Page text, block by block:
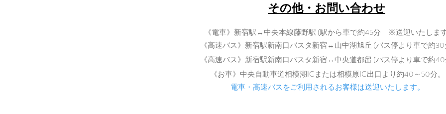
​その他・お問い合わせ
《電車》新宿駅↔中央本線藤野駅 (駅から車で約45分 ※送迎いたしま
《高速バス》新宿駅新南口バスタ新宿↔山中湖旭丘 (バス停より車で約
《高速バス》新宿駅新南口バスタ新宿↔中央道都留 (バス停より車で約
《お車》中央自動車道相模湖ICまたは相模原IC出口より約40～50分。
電車・高速バスをご利用されるお客様は送迎いたします。